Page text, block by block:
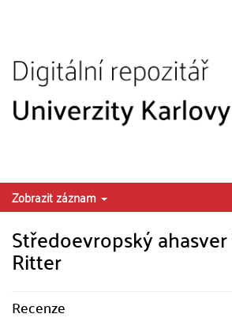
Zobrazit záznam
Středoevropský
Ritter
Recenze